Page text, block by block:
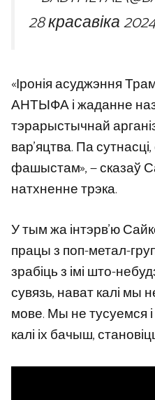
28 красавіка
«Іронія асуджэння
АНТЫФА і жаданне
тэрарыстычнай
вар'яцтва. Па
фашыстам», — сказаў
натхненне трэка.
У тым жа інтэрв'ю
працы з поп-метал-
зрабіць з імі што-
сувязь, нават калі мы
мове. Мы не тусуемся
калі іх бачыш,